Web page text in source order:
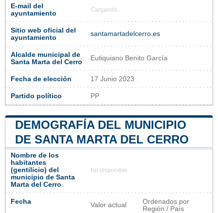
E-mail del
ayuntamiento
Cargando...
Sitio web oficial del
ayuntamiento
santamartadelcerro.es
Alcalde municipal de
Santa Marta del Cerro
Eutiquiano Benito García
Fecha de elección 17 Junio 2023
Partido político PP
DEMOGRAFÍA DEL MUNICIPIO
DE SANTA MARTA DEL CERRO
Nombre de los
habitantes
(gentilicio) del
municipio de Santa
Marta del Cerro
No disponible
Fecha Valor actual
Ordenados por
Región / País